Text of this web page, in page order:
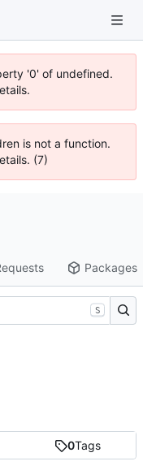
'0' of undefined.
is not a function.
(7)
Packages
0Tags
S